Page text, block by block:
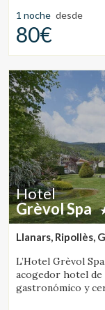
1 noche desde
80€
Hotel
Grèvol Spa
Llanars, Ripollès,
L’Hotel Grèvol
acogedor hotel de
gastronómico y